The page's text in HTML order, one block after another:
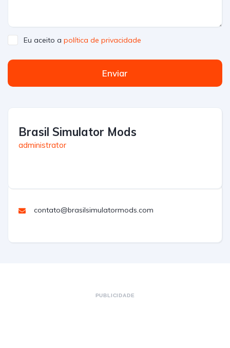
Eu aceito a política de privacidade
Enviar
Brasil Simulator Mods
administrator
contato@brasilsimulatormods.com
PUBLICIDADE